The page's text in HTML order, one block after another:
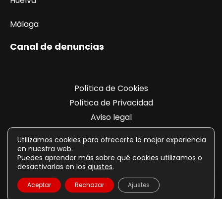
Málaga
Canal de denuncias
Política de Cookies
Política de Privacidad
Aviso legal
Registro de actividades
Utilizamos cookies para ofrecerte la mejor experiencia
en nuestra web.
Puedes aprender más sobre qué cookies utilizamos o
desactivarlas en los ajustes.
Aceptar Rechazar Ajustes